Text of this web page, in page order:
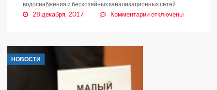
водоснабжения и бесхозяйных канализационных сетей
28 декабря, 2017 Комментариикотключены
НОВОСТИ